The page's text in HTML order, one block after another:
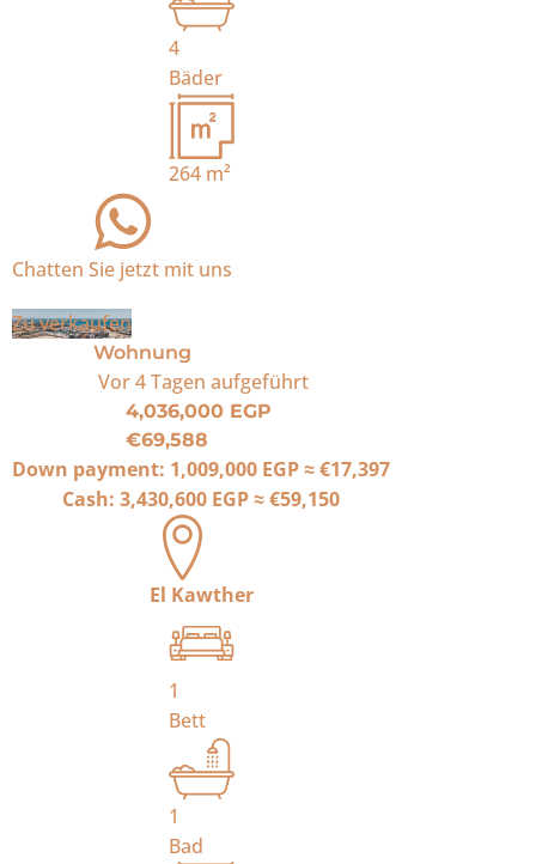
4
Bäder
264m²
Chatten Sie jetzt mit uns
Zu verkaufen
Wohnung
Vor 4 Tagen aufgeführt
4,036,000 EGP
€69,588
Down payment: 1,009,000 EGP≈€17,397
Cash: 3,430,600 EGP≈€59,150
El Kawther
1
Bett
1
Bad